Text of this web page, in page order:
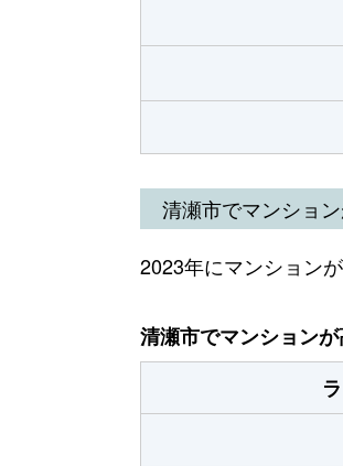
清瀬市でマンショ
2023年にマンション
清瀬市でマンションが